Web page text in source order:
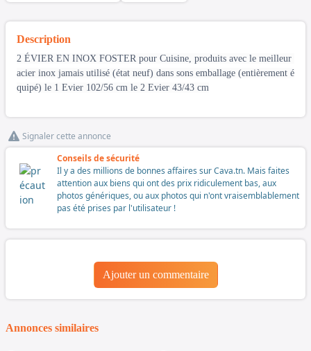
Description
2 ÉVIER EN INOX FOSTER pour Cuisine, produits avec le meilleur
acier inox jamais utilisé (état neuf) dans sons emballage (entièrement é
quipé) le 1 Evier 102/56 cm le 2 Evier 43/43 cm
Signaler cette annonce
Conseils de sécurité
Il y a des millions de bonnes affaires sur Cava.tn. Mais faites
attention aux biens qui ont des prix ridiculement bas, aux
photos génériques, ou aux photos qui n'ont vraisemblablement
pas été prises par l'utilisateur !
Ajouter un commentaire
Annonces similaires